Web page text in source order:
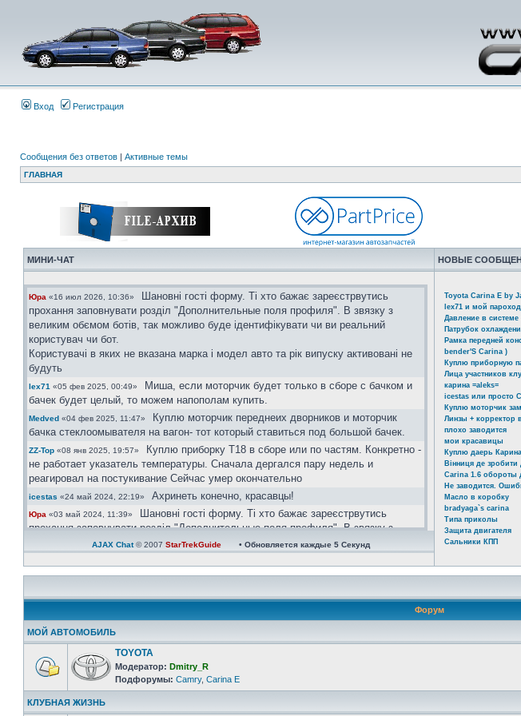
Вход Регистрация
Сообщения без ответов | Активные темы
ГЛАВНАЯ
МИНИ-ЧАТ НОВЫЕ
Юра «16 июл 2026, 10:36»
Шановні гості форму. Ті хто бажає зареєстрвутись
прохання заповнувати розділ "Дополнительные поля профиля". В звязку з
великим обємом ботів, так можливо буде ідентифікувати чи ви реальний
користувач чи бот.
Користувачі в яких не вказана марка і модел авто та рік випуску активовані не
будуть
lex71 «05 фев 2025, 00:49»
Миша, если моторчик будет только в сборе с бачком и
бачек будет целый, то можем напополам купить.
Medved «04 фев 2025, 11:47»
Куплю моторчик переднеих дворников и моторчик
бачка стеклоомывателя на вагон- тот который ставиться под большой бачек.
ZZ-Top «08 янв 2025, 19:57»
Куплю приборку Т18 в сборе или по частям. Конкретно -
не работает указатель температуры. Сначала дергался пару недель и
реагировал на постукивание Сейчас умер окончательно
icestas «24 май 2024, 22:19» Ахринеть конечно, красавцы!
Юра «03 май 2024, 11:39»
Шановні гості форму. Ті хто бажає зареєстрвутись
прохання заповнувати розділ "Дополнительные поля профиля". В звязку з
великим обємом ботів, так можливо буде ідентифікувати чи ви реальний
користувач чи бот.
Юра«08 апр 2024, 21:08»https://invite.viber.com/?g2=AQAtPOOoAP ... zA&lang=ru
Юра«08 апр 2024, 21:06»велкам)))
Зараз всі у групі вайбер
Одесса «07 апр 2024, 21:31»Ау люди! Наверно кариноводов не осталось!!! 2 года
тишина
AJAX Chat© 2007 StarTrekGuide • Обновляется каждые 5Секунд
Toyota Carina E by
lex71 и мой пароход
Давление в системе
Патрубок
Рамка передней
bender'S Carina )
Куплю приборную
Лица участников
карина =aleks=
icestas или просто
Куплю моторчик
Линзы + корректор
плохо заводится
мои красавицы
Куплю даерь
Вінниця де зробити
Carina 1.6 обороты
Не заводится.
Масло в коробку
bradyaga`s carina
Типа приколы
Защита двигателя
Сальники КПП
Форум
МОЙ АВТОМОБИЛЬ
TOYOTA
Модератор: Dmitry_R
Подфорумы: Camry, Carina E
КЛУБНАЯ ЖИЗНЬ